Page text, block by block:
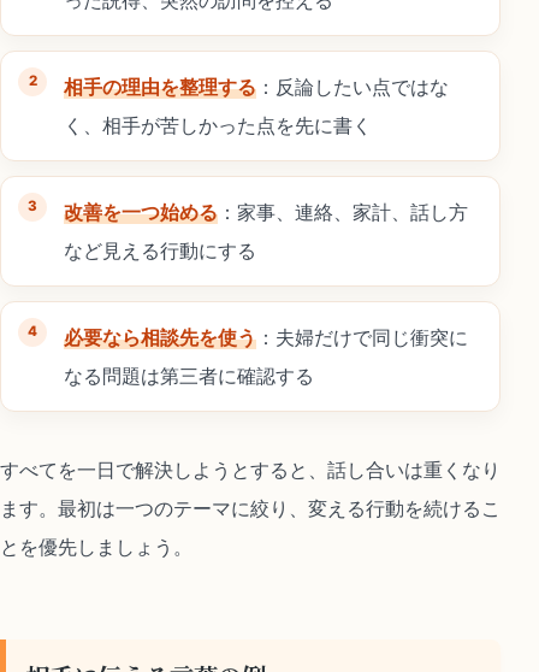
相手の理由を整理する ：反論したい点ではな
く、相手が苦しかった点を先に書く
改善を一つ始める ：家事、連絡、家計、話し方
など見える行動にする
必要なら相談先を使う ：夫婦だけで同じ衝突に
なる問題は第三者に確認する
すべてを一日で解決しようとすると、話し合いは重くなり
ます。最初は一つのテーマに絞り、変える行動を続けるこ
とを優先しましょう。